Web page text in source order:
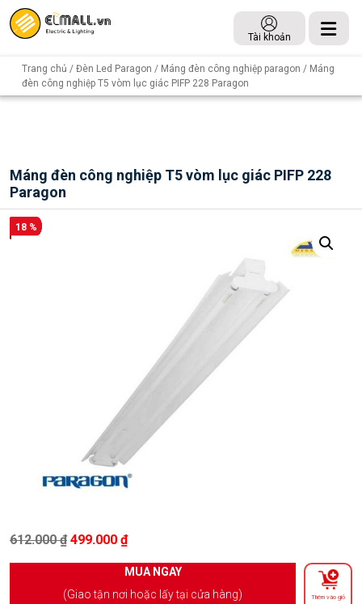
Tài khoản
Trang chủ / Đèn Led Paragon / Máng đèn công nghiệp paragon / Máng
đèn công nghiệp T5 vòm lục giác PIFP 228 Paragon
Máng đèn công nghiệp T5 vòm lục giác PIFP 228
Paragon
18 %
612.000₫ Giá gốc là: 612.000 ₫.
499.000 ₫Giá hiện tại là: 499.000 ₫.
MUA NGAY
(Giao tận nơi hoặc lấy tại cửa hàng)
Thêm vào giỏ